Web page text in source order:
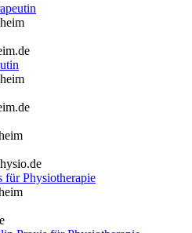
für Physiotherapie